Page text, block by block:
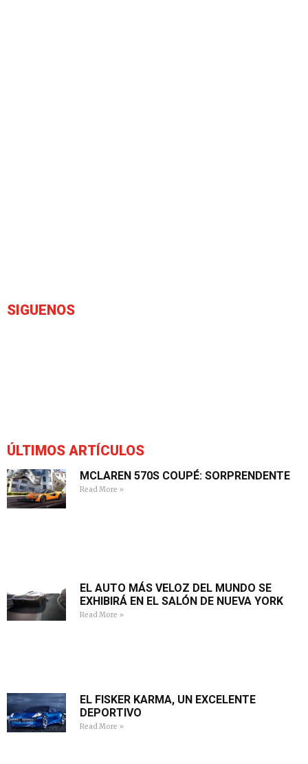
SIGUENOS
ÚLTIMOS ARTÍCULOS
MCLAREN 570S COUPÉ: SORPRENDENTE
Read More »
EL AUTO MÁS VELOZ DEL MUNDO SE
EXHIBIRÁ EN EL SALÓN DE NUEVA YORK
Read More »
EL FISKER KARMA, UN EXCELENTE
DEPORTIVO
Read More »